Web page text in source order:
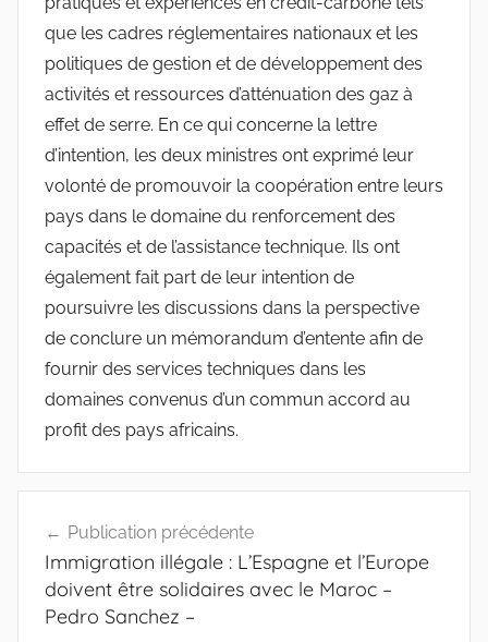
que les cadres réglementaires nationaux et les
politiques de gestion et de développement des
activités et ressources d’atténuation des gaz à
effet de serre. En ce qui concerne la lettre
d’intention, les deux ministres ont exprimé leur
volonté de promouvoir la coopération entre leurs
pays dans le domaine du renforcement des
capacités et de l’assistance technique. Ils ont
également fait part de leur intention de
poursuivre les discussions dans la perspective
de conclure un mémorandum d’entente afin de
fournir des services techniques dans les
domaines convenus d’un commun accord au
profit des pays africains.
de
l’article
Publication précédente
Immigration illégale : L’Espagne et l’Europe
doivent être solidaires avec le Maroc –
Pedro Sanchez –